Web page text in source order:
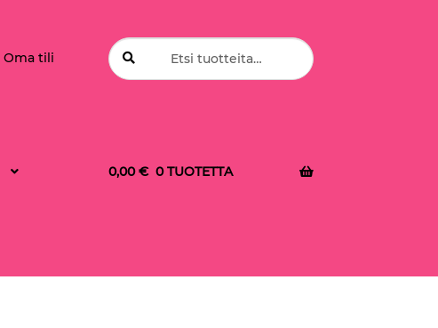
Oma tili
Etsi:
Haku
0,00€ 0 TUOTETTA